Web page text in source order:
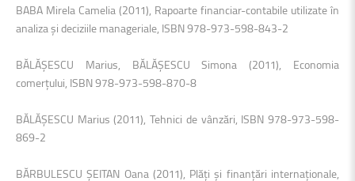
BABA Mirela Camelia (2011), Rapoarte financiar-contabile utilizate în
analiza şi deciziile manageriale, ISBN 978-973-598-843-2
BĂLĂŞESCU Marius, BĂLĂŞESCU Simona (2011), Economia
comerţului, ISBN 978-973-598-870-8
BĂLĂŞESCU Marius (2011), Tehnici de vânzări, ISBN 978-973-598-
869-2
BĂRBULESCU ŞEITAN Oana (2011), Plăţi şi finanţări internaţionale,